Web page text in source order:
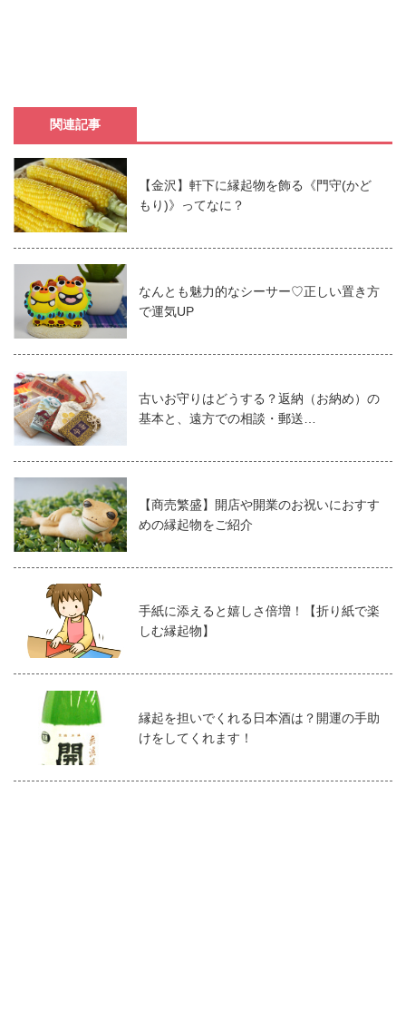
関連記事
【金沢】軒下に縁起物を飾る《門守(かど
もり)》ってなに？
なんとも魅力的なシーサー♡正しい置き方
で運気UP
古いお守りはどうする？返納（お納め）の
基本と、遠方での相談・郵送…
【商売繁盛】開店や開業のお祝いにおすす
めの縁起物をご紹介
手紙に添えると嬉しさ倍増！【折り紙で楽
しむ縁起物】
縁起を担いでくれる日本酒は？開運の手助
けをしてくれます！